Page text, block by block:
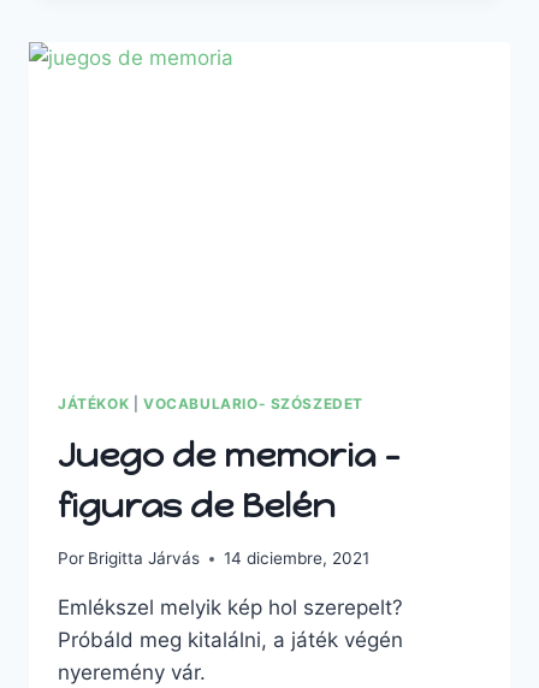
VOCABULARIO
JÁTÉKOK VOCABULARIO- SZÓSZEDET
Juego de memoria –
figuras de Belén
Por Brigitta Járvás 14 diciembre, 2021
Emlékszel melyik kép hol szerepelt?
Próbáld meg kitalálni, a játék végén
nyeremény vár.